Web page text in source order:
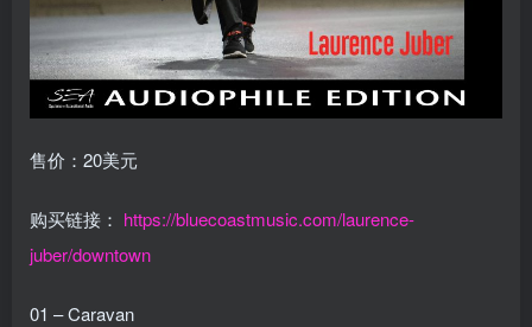
售价：20美元
购买链接： https://bluecoastmusic.com/laurence-
juber/downtown
01 – Caravan